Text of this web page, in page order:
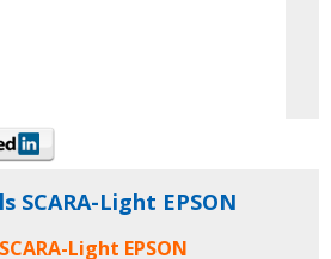
SCARA-Light EPSON
Light EPSON